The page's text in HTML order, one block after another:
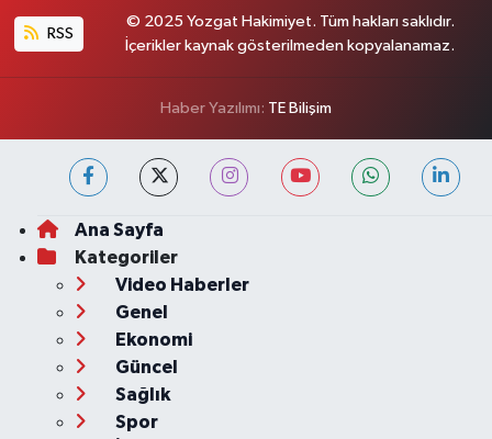
RSS
© 2025 Yozgat Hakimiyet. Tüm hakları saklıdır.
İçerikler kaynak gösterilmeden kopyalanamaz.
Haber Yazılımı: TE Bilişim
Ana Sayfa
Kategoriler
Video Haberler
Genel
Ekonomi
Güncel
Sağlık
Spor